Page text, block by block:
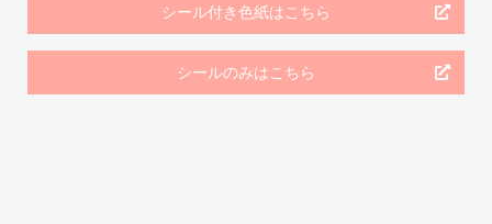
シール付き色紙はこちら
シールのみはこちら